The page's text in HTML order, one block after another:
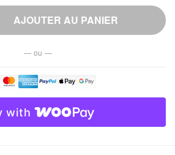
AJOUTER AU PANIER
— ou —
with